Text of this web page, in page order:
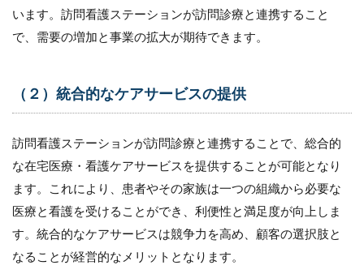
関係の
構築
経営的
なメリ
ットの
訪
問
診
療
と
の
連
います。訪問看護ステーションが訪問診療と連携すること
で、需要の増加と事業の拡大が期待できます。
（２）統合的なケアサービスの提供
訪問看護ステーションが訪問診療と連携することで、総合的
な在宅医療・看護ケアサービスを提供することが可能となり
ます。これにより、患者やその家族は一つの組織から必要な
医療と看護を受けることができ、利便性と満足度が向上しま
す。統合的なケアサービスは競争力を高め、顧客の選択肢と
なることが経営的なメリットとなります。